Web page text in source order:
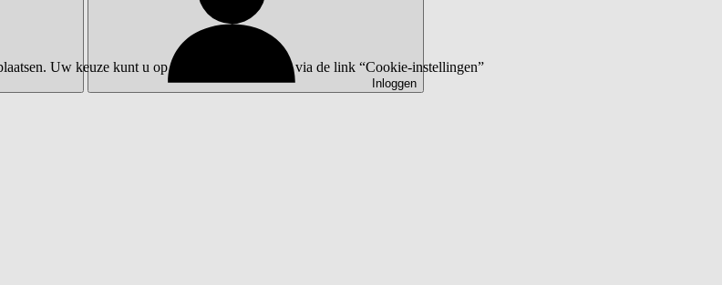
Inloggen
Uw keuze kunt u op elk moment wijzigen via de link “Cookie-instellingen”